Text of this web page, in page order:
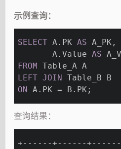
示例查询：
SELECT A.PK AS
       A.Value
AS
FROM
Table_A A
LEFT JOIN
Table_B B
ON
A.PK = B.PK;
查询结果：
+------+------